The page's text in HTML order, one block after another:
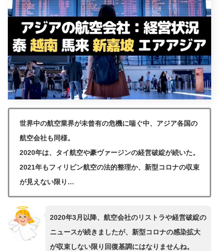
世界中の航空業界が未曾有の危機に喘ぐ中、アジア各国の
航空会社も同様。
2020年は、タイ航空や豪ヴァージンの経営破綻が続いた。
2021年もフィリピン航空の法的整理か、新型コロナの収束
が見えない限り…
2020年3月以降、航空会社のリストラや経営破綻の
ニュースが続きましたが、新型コロナの感染拡大
が収束しない限り回復基調にはなりませんね。